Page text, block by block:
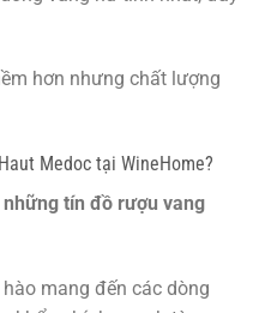
hơn nhưng chất lượng
Medoc tại WineHome?
tín đồ rượu vang
mang đến các dòng